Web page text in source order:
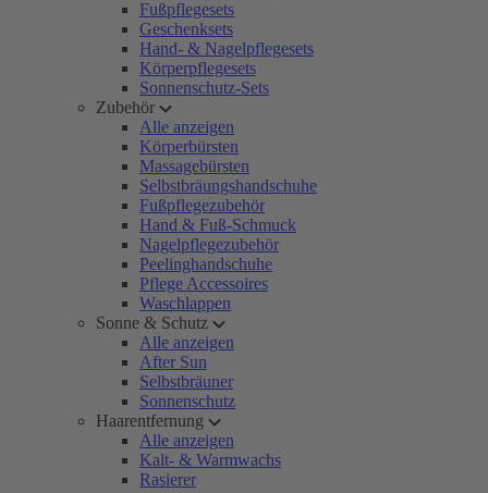
Fußpflegesets
Geschenksets
Hand- & Nagelpflegesets
Körperpflegesets
Sonnenschutz-Sets
Zubehör
Alle anzeigen
Körperbürsten
Massagebürsten
Selbstbräungshandschuhe
Fußpflegezubehör
Hand & Fuß-Schmuck
Nagelpflegezubehör
Peelinghandschuhe
Pflege Accessoires
Waschlappen
Sonne & Schutz
Alle anzeigen
After Sun
Selbstbräuner
Sonnenschutz
Haarentfernung
Alle anzeigen
Kalt- & Warmwachs
Rasierer